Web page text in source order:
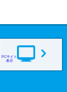
PCサイト
表示